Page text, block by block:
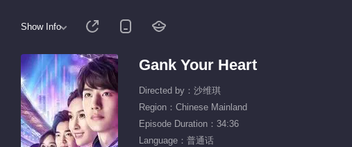
Show Info
Gank Your Heart
Directed by：沙维琪
Region：Chinese Mainland
Episode Duration：34:36
Language：普通话